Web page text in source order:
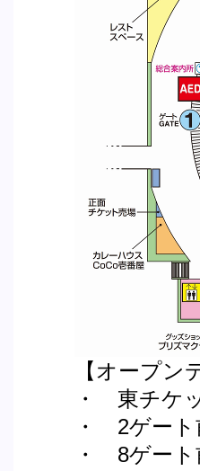
【オープン
・ 東チケ
・ 2ゲー
・ 8ゲー